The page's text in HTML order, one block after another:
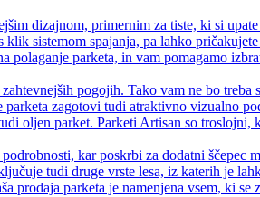
dizajnom, primernim za tiste, ki si
sistemom spajanja, pa lahko
parketa, in vam pomagamo
pogojih. Tako vam ne bo
zagotovi tudi atraktivno vizualno
oljen parket. Parketi Artisan so troslojni,
kar poskrbi za dodatni ščepec
tudi druge vrste lesa, iz katerih je
parketa je namenjena vsem, ki